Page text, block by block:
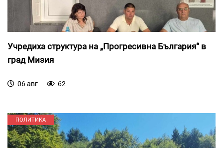
Учредиха структура на „Прогресивна България“ в
град Мизия
06 авг 62
ПОЛИТИКА